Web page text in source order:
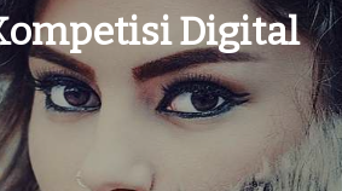
Digital